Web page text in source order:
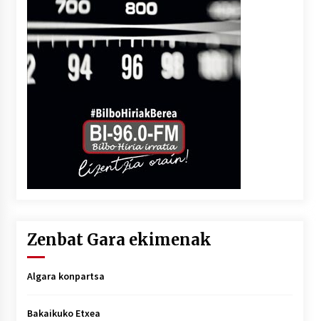
Zenbat Gara ekimenak
Algara konpartsa
Bakaikuko Etxea